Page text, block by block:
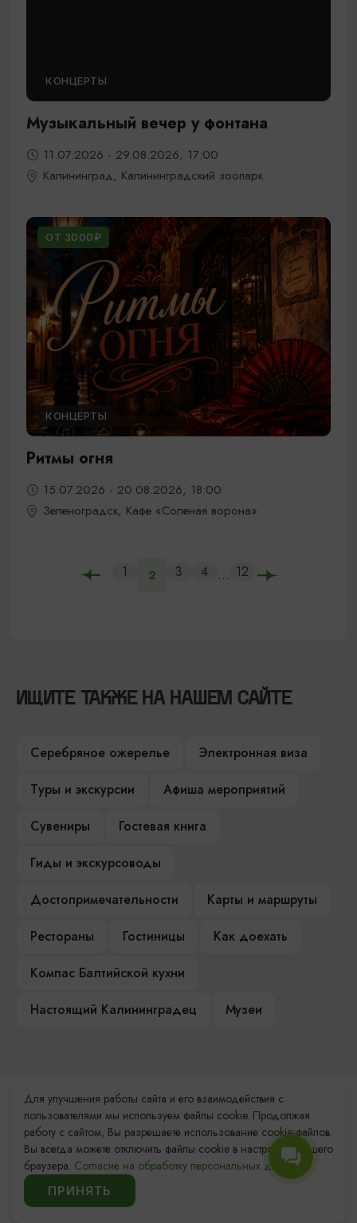
КОНЦЕРТЫ
Музыкальный вечер у фонтана
11.07.2026 - 29.08.2026, 17:00
Калининград, Калининградский зоопарк
ОТ 3000₽
КОНЦЕРТЫ
Ритмы огня
15.07.2026 - 20.08.2026, 18:00
Зеленоградск, Кафе «Соленая ворона»
1 2 3 4 ... 12
ИЩИТЕ ТАКЖЕ НА НАШЕМ САЙТЕ
Серебряное ожерелье
Электронная виза
Туры и экскурсии
Афиша мероприятий
Сувениры
Гостевая книга
Гиды и экскурсоводы
Достопримечательности
Карты и маршруты
Рестораны
Гостиницы
Как доехать
Компас Балтийской кухни
Настоящий Калининградец
Музеи
Контакты Туристского
информационного центра
+7 (4012) 555-200
8 (800) 200-55-39
Для улучшения работы сайта и его взаимодействия с
пользователями мы используем файлы cookie. Продолжая
работу с сайтом, Вы разрешаете использование cookie-файлов.
Вы всегда можете отключить файлы cookie в настройках Вашего
браузера. Согласие на обработку персональных данных.
ПРИНЯТЬ